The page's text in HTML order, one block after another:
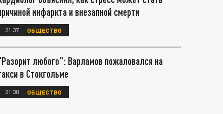
инфаркта и внезапной смерти
21:37 ОБЩЕСТВО
любого": Варламов пожаловался на
в Стокгольме
21:30 ОБЩЕСТВО